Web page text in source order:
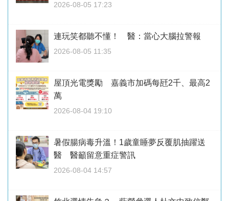
2026-08-05 17:23
連玩笑都聽不懂！ 醫：當心大腦拉警報
2026-08-05 11:35
屋頂光電獎勵 嘉義市加碼每瓩2千、最高2
萬
2026-08-04 19:10
暑假腸病毒升溫！1歲童睡夢反覆肌抽躍送
醫 醫籲留意重症警訊
2026-08-04 14:57